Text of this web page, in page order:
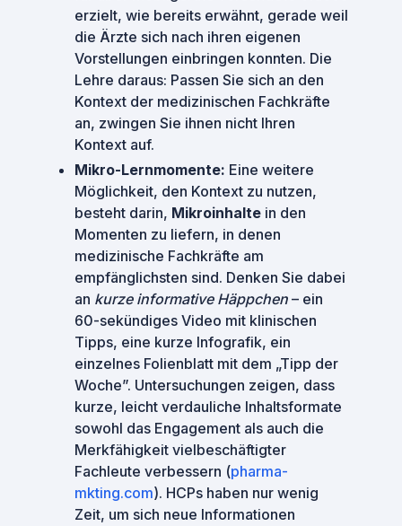
erzielt, wie bereits erwähnt, gerade weil
die Ärzte sich nach ihren eigenen
Vorstellungen einbringen konnten. Die
Lehre daraus: Passen Sie sich an den
Kontext der medizinischen Fachkräfte
an, zwingen Sie ihnen nicht Ihren
Kontext auf.
Mikro-Lernmomente: Eine weitere
Möglichkeit, den Kontext zu nutzen,
besteht darin, Mikroinhalte in den
Momenten zu liefern, in denen
medizinische Fachkräfte am
empfänglichsten sind. Denken Sie dabei
an kurze informative Häppchen – ein
60-sekündiges Video mit klinischen
Tipps, eine kurze Infografik, ein
einzelnes Folienblatt mit dem „Tipp der
Woche”. Untersuchungen zeigen, dass
kurze, leicht verdauliche Inhaltsformate
sowohl das Engagement als auch die
Merkfähigkeit vielbeschäftigter
Fachleute verbessern (pharma-
mkting.com). HCPs haben nur wenig
Zeit, um sich neue Informationen